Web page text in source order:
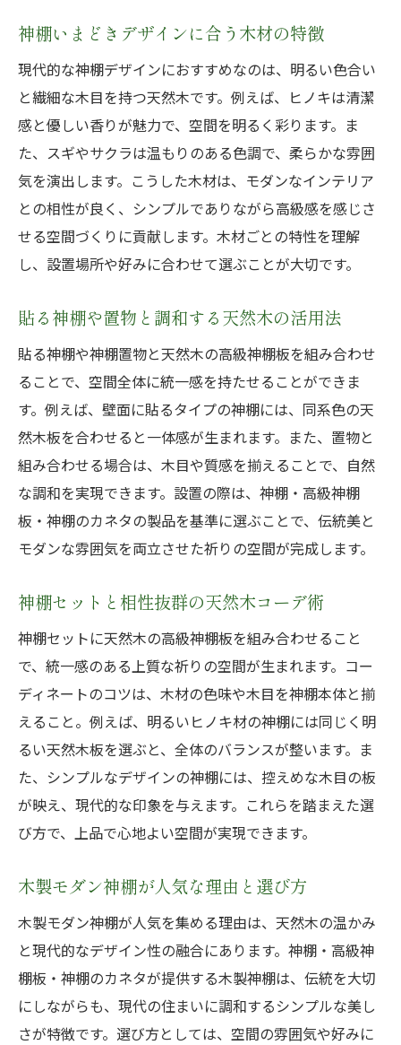
神棚いまどきデザインに合う木材の特徴
現代的な神棚デザインにおすすめなのは、明るい色合い
と繊細な木目を持つ天然木です。例えば、ヒノキは清潔
感と優しい香りが魅力で、空間を明るく彩ります。ま
た、スギやサクラは温もりのある色調で、柔らかな雰囲
気を演出します。こうした木材は、モダンなインテリア
との相性が良く、シンプルでありながら高級感を感じさ
せる空間づくりに貢献します。木材ごとの特性を理解
し、設置場所や好みに合わせて選ぶことが大切です。
貼る神棚や置物と調和する天然木の活用法
貼る神棚や神棚置物と天然木の高級神棚板を組み合わせ
ることで、空間全体に統一感を持たせることができま
す。例えば、壁面に貼るタイプの神棚には、同系色の天
然木板を合わせると一体感が生まれます。また、置物と
組み合わせる場合は、木目や質感を揃えることで、自然
な調和を実現できます。設置の際は、神棚・高級神棚
板・神棚のカネタの製品を基準に選ぶことで、伝統美と
モダンな雰囲気を両立させた祈りの空間が完成します。
神棚セットと相性抜群の天然木コーデ術
神棚セットに天然木の高級神棚板を組み合わせること
で、統一感のある上質な祈りの空間が生まれます。コー
ディネートのコツは、木材の色味や木目を神棚本体と揃
えること。例えば、明るいヒノキ材の神棚には同じく明
るい天然木板を選ぶと、全体のバランスが整います。ま
た、シンプルなデザインの神棚には、控えめな木目の板
が映え、現代的な印象を与えます。これらを踏まえた選
び方で、上品で心地よい空間が実現できます。
木製モダン神棚が人気な理由と選び方
木製モダン神棚が人気を集める理由は、天然木の温かみ
と現代的なデザイン性の融合にあります。神棚・高級神
棚板・神棚のカネタが提供する木製神棚は、伝統を大切
にしながらも、現代の住まいに調和するシンプルな美し
さが特徴です。選び方としては、空間の雰囲気や好みに